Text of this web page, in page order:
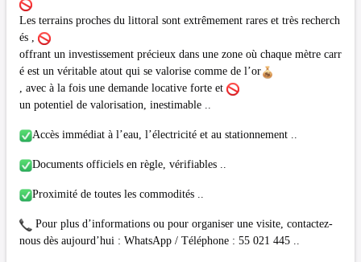
Les terrains proches du littoral sont extrêmement rares et très recherch
és ,
offrant un investissement précieux dans une zone où chaque mètre carr
é est un véritable atout qui se valorise comme de l’or
, avec à la fois une demande locative forte et
un potentiel de valorisation, inestimable ..
Accès immédiat à l’eau, l’électricité et au stationnement ..
Documents officiels en règle, vérifiables ..
Proximité de toutes les commodités ..
Pour plus d’informations ou pour organiser une visite, contactez-
nous dès aujourd’hui : WhatsApp / Téléphone : 55 021 445 ..